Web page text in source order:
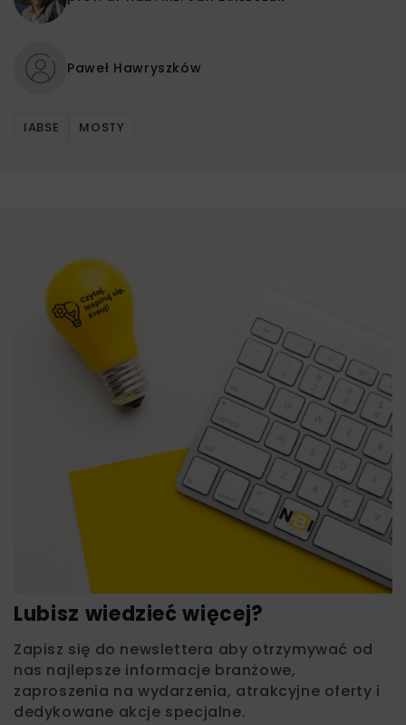
Paweł Hawryszków
IABSE MOSTY
Lubisz wiedzieć więcej?
Zapisz się do newslettera aby otrzymywać od
nas najlepsze informacje branżowe,
zaproszenia na wydarzenia, atrakcyjne oferty i
dedykowane akcje specjalne.